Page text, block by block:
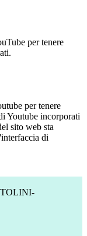
per tenere
per tenere
Youtube incorporati
sito web sta
di